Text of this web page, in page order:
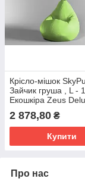
Крісло-мішок
Зайчик груша , L -
Екошкіра Zeus
2 878,80 ₴
Купити
Про нас